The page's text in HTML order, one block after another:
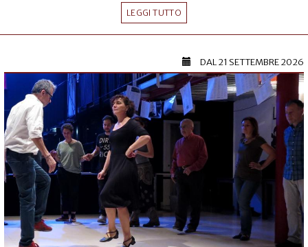
LEGGI TUTTO
DAL21 SETTEMBRE 2026